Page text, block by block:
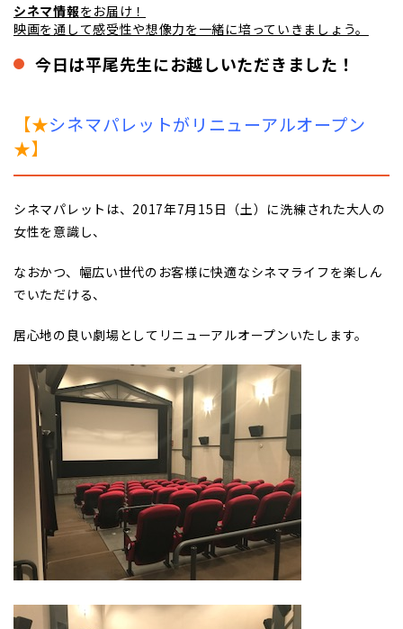
シネマ情報をお届け！
映画を通して感受性や想像力を一緒に培っていきましょう。
今日は平尾先生にお越しいただきました！
【★シネマパレットがリニューアルオープン
★】
シネマパレットは、2017年7月15日（土）に洗練された大人の
女性を意識し、
なおかつ、幅広い世代のお客様に快適なシネマライフを楽しん
でいただける、
居心地の良い劇場としてリニューアルオープンいたします。